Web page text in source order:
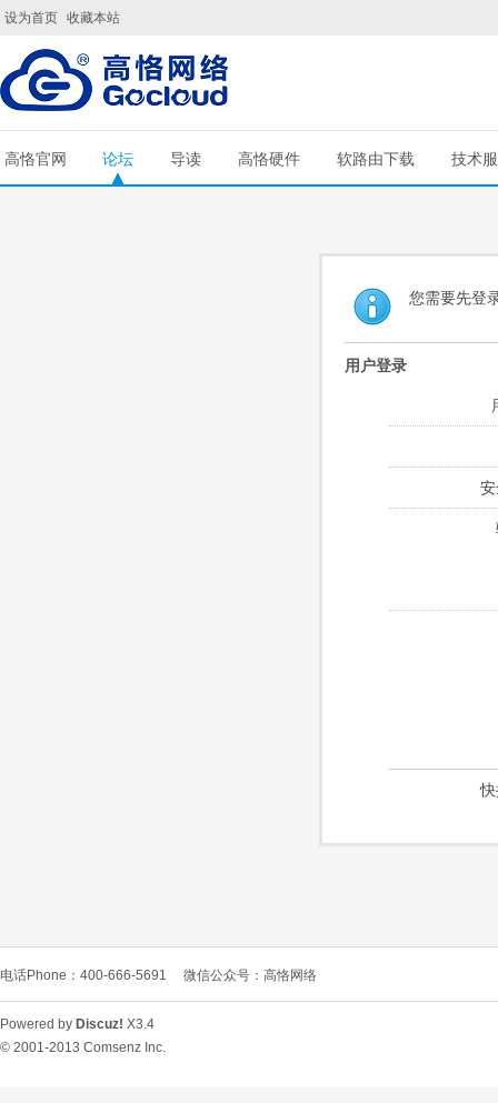
设为首页 收藏本站
高恪官网 论坛 导读 高恪硬件 软路由下载 技术
您需要先登
用户登录
电话Phone：400-666-5691 微信公众号：高恪网络
Powered by Discuz! X3.4
© 2001-2013 Comsenz Inc.